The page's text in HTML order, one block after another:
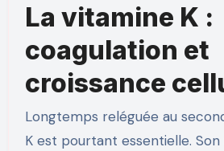
La vitamine K :
coagulation et
croissance
Longtemps reléguée au
K est pourtant essentielle.